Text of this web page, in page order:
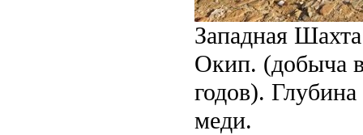
Западная
Окип. (добыча
годов).
меди.